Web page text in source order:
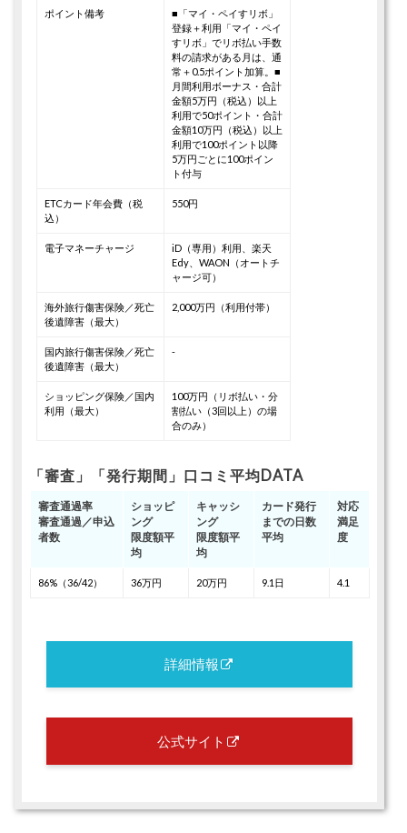
ポイント備考
■「マイ・ペイすリボ」
登録＋利用 「マイ・ペイ
すリボ」でリボ払い手数
料の請求がある月は、通
常＋0.5ポイント加算。■
月間利用ボーナス ・合計
金額5万円（税込）以上
利用で50ポイント ・合計
金額10万円（税込）以上
利用で100ポイント 以降
5万円ごとに100ポイン
ト付与
ETCカード年会費（税
込）
550円
電子マネーチャージ
iD（専用）利用、楽天
Edy、WAON（オートチ
ャージ可）
海外旅行傷害保険／死亡
後遺障害（最大）
2,000万円（利用付帯）
国内旅行傷害保険／死亡
後遺障害（最大）
-
ショッピング保険／国内
利用（最大）
100万円（リボ払い・分
割払い（3回以上）の場
合のみ）
「審査」「発行期間」口コミ平均DATA
審査通過率
審査通過／申込
者数
ショッピ
ング
限度額平
均
キャッシ
ング
限度額平
均
カード発行
までの日数
平均
対応
満足
度
86%（36/42） 36万円 20万円 9.1日 4.1
詳細情報
公式サイト